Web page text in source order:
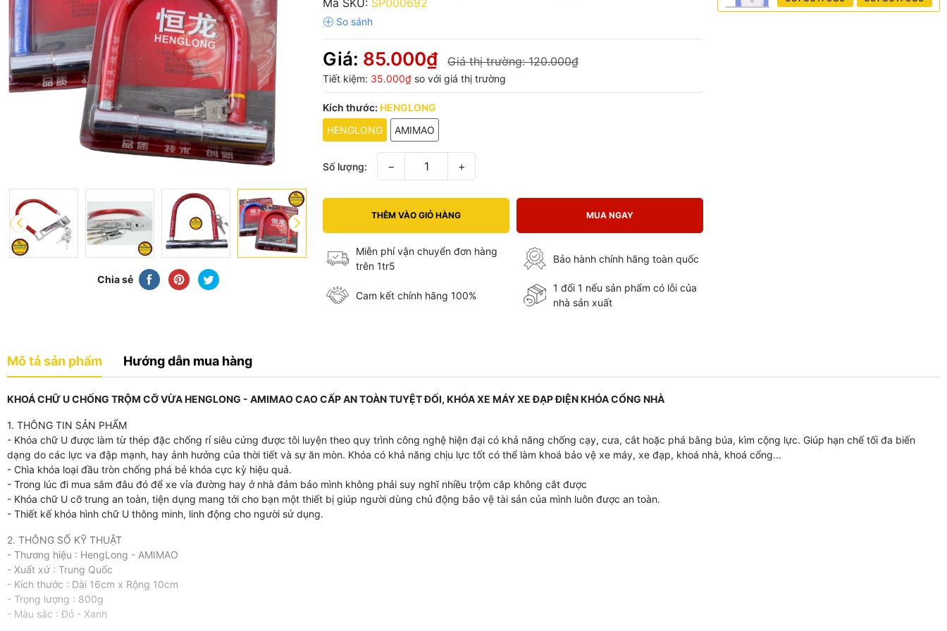
Chia sẻ
Mã SKU: SP000692
Giá: 85.000₫ Giá thị trường:120.000₫
Tiết kiệm: 35.000₫ so với giá thị trường
Kích thước: HENGLONG
HENGLONG
AMIMAO
Số lượng: − +
THÊM VÀO GIỎ HÀNG MUA NGAY
Miễn phí vận chuyển đơn hàng
trên 1tr5
Bảo hành chính hãng toàn quốc
Cam kết chính hãng 100%
1 đổi 1 nếu sản phẩm có lỗi của
nhà sản xuất
Mô tả sản phẩm Hướng dẫn mua hàng
KHOÁ CHỮ U CHỐNG TRỘM CỠ VỪA HENGLONG - AMIMAO CAO CẤP AN TOÀN TUYỆT ĐỐI, KHÓA XE MÁY XE ĐẠP ĐIỆN KHÓA CỔNG NHÀ
1. THÔNG TIN SẢN PHẨM
- Khóa chữ U được làm từ thép đặc chống rỉ siêu cứng được tôi luyện theo quy trình công nghệ hiện đại có khả năng chống cạy, cưa, cắt hoặc phá bằng búa, kìm cộng lực. Giúp hạn chế tối đa biến
dạng do các lực va đập mạnh, hay ảnh hưởng của thời tiết và sự ăn mòn. Khóa có khả năng chịu lực tốt có thể làm khoá bảo vệ xe máy, xe đạp, khoá nhà, khoá cổng...
- Chìa khóa loại đầu tròn chống phá bẻ khóa cực kỳ hiệu quả.
- Trong lúc đi mua sắm đâu đó để xe vỉa đường hay ở nhà đảm bảo mình không phải suy nghĩ nhiều trộm cắp không cắt được
- Khóa chữ U cỡ trung an toàn, tiện dụng mang tới cho bạn một thiết bị giúp người dùng chủ động bảo vệ tài sản của mình luôn được an toàn.
- Thiết kế khóa hình chữ U thông minh, linh động cho người sử dụng.
2. THÔNG SỐ KỸ THUẬT
- Thương hiệu : HengLong - AMIMAO
- Xuất xứ : Trung Quốc
- Kích thước : Dài 16cm x Rộng 10cm
- Trọng lượng : 800g
- Màu sắc : Đỏ - Xanh